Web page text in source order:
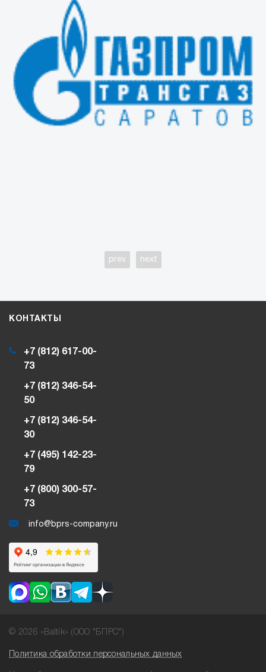
prev next
КОНТАКТЫ
+7 (812) 617-00-
73
+7 (812) 346-54-
50
+7 (812) 346-54-
30
+7 (495) 142-23-
79
+7 (800) 300-57-
73
info@bprs-company.ru
© 2026 «Baltik» (ООО "БПРС")
Политика обработки персональных данных